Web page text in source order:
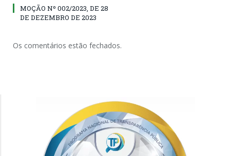
MOÇÃO Nº 002/2023, DE 28
DE DEZEMBRO DE 2023
Os comentários estão fechados.